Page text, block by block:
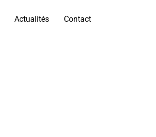
Actualités Contact